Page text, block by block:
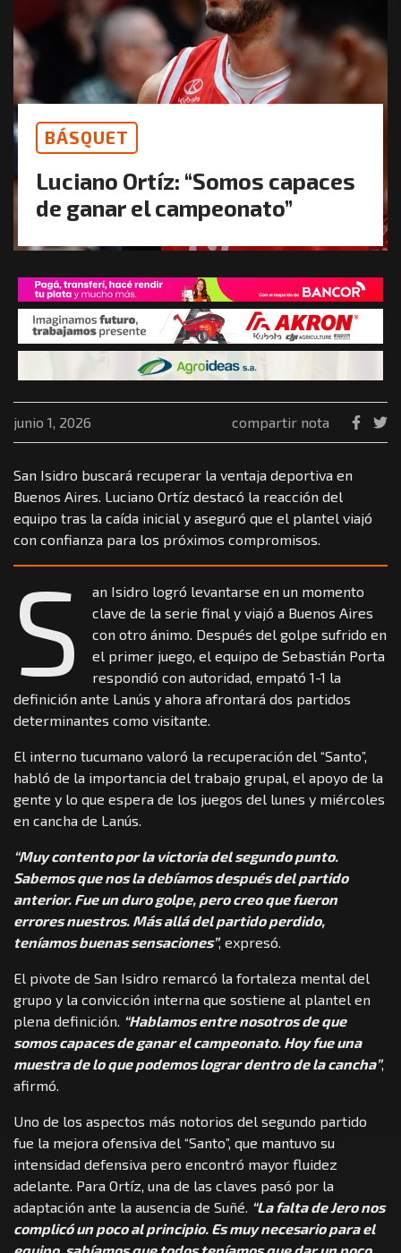
BÁSQUET
Luciano Ortíz: “Somos capaces
de ganar el campeonato”
junio 1, 2026 compartir nota
San Isidro buscará recuperar la ventaja deportiva en
Buenos Aires. Luciano Ortíz destacó la reacción del
equipo tras la caída inicial y aseguró que el plantel viajó
con confianza para los próximos compromisos.
S
an Isidro logró levantarse en un momento
clave de la serie final y viajó a Buenos Aires
con otro ánimo. Después del golpe sufrido en
el primer juego, el equipo de Sebastián Porta
respondió con autoridad, empató 1-1 la
definición ante Lanús y ahora afrontará dos partidos
determinantes como visitante.
El interno tucumano valoró la recuperación del “Santo”,
habló de la importancia del trabajo grupal, el apoyo de la
gente y lo que espera de los juegos del lunes y miércoles
en cancha de Lanús.
“Muy contento por la victoria del segundo punto.
Sabemos que nos la debíamos después del partido
anterior. Fue un duro golpe, pero creo que fueron
errores nuestros. Más allá del partido perdido,
teníamos buenas sensaciones”, expresó.
El pivote de San Isidro remarcó la fortaleza mental del
grupo y la convicción interna que sostiene al plantel en
plena definición. “Hablamos entre nosotros de que
somos capaces de ganar el campeonato. Hoy fue una
muestra de lo que podemos lograr dentro de la cancha”,
afirmó.
Uno de los aspectos más notorios del segundo partido
fue la mejora ofensiva del “Santo”, que mantuvo su
intensidad defensiva pero encontró mayor fluidez
adelante. Para Ortíz, una de las claves pasó por la
adaptación ante la ausencia de Suñé. “La falta de Jero nos
complicó un poco al principio. Es muy necesario para el